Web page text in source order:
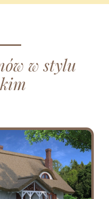
w stylu